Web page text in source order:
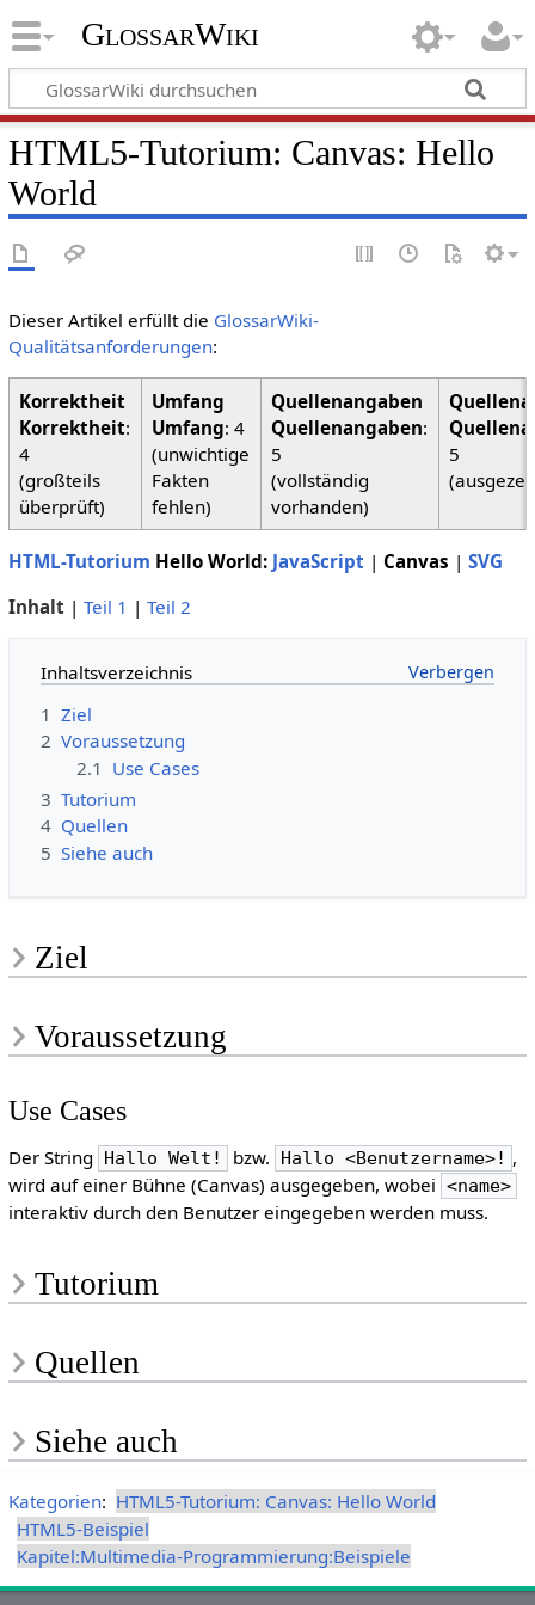
GlossarWiki
HTML5-Tutorium: Canvas: Hello
World
Dieser Artikel erfüllt die GlossarWiki-
Qualitätsanforderungen:
Korrektheit:
4
(großteils
überprüft)
Umfang: 4
(unwichtige
Fakten
fehlen)
Quellenangaben:
5
(vollständig
vorhanden)
5
HTML-Tutorium Hello World: JavaScript | Canvas | SVG
Inhalt | Teil 1 | Teil 2
Inhaltsverzeichnis
1 Ziel
2 Voraussetzung
2.1 Use Cases
3 Tutorium
4 Quellen
5 Siehe auch
Ziel
Voraussetzung
Use Cases
Der String Hallo Welt! bzw. Hallo <Benutzername>! ,
wird auf einer Bühne (Canvas) ausgegeben, wobei <name>
interaktiv durch den Benutzer eingegeben werden muss.
Tutorium
Quellen
Siehe auch
Kategorien: HTML5-Tutorium: Canvas: Hello World
HTML5-Beispiel
Kapitel:Multimedia-Programmierung:Beispiele